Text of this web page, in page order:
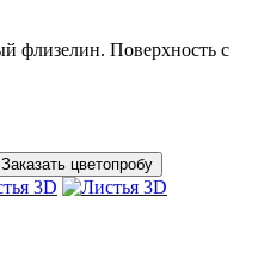
Заказать цветопробу